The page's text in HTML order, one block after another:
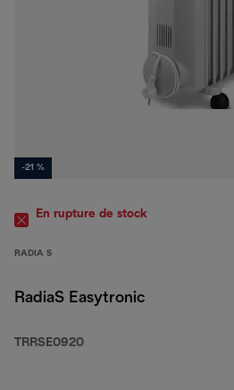
-21 %
En rupture de stock
RADIA S
RadiaS Easytronic
TRRSE0920